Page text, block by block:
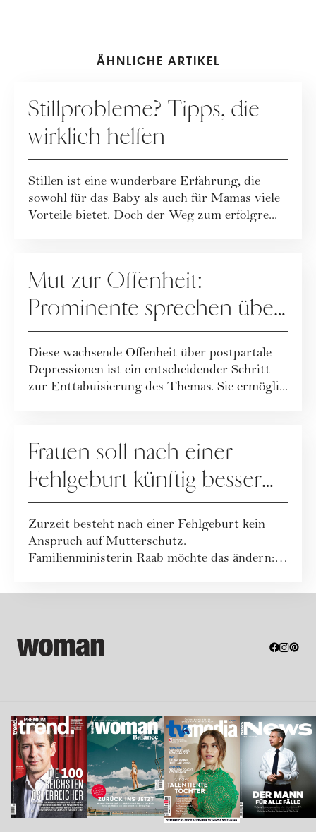
ÄHNLICHE ARTIKEL
Stillprobleme? Tipps, die
wirklich helfen
Stillen ist eine wunderbare Erfahrung, die
sowohl für das Baby als auch für Mamas viele
Vorteile bietet. Doch der Weg zum erfolgre...
Mut zur Offenheit:
Prominente sprechen über
ihre postpartale Depression
Diese wachsende Offenheit über postpartale
Depressionen ist ein entscheidender Schritt
zur Enttabuisierung des Themas. Sie ermögli...
Frauen soll nach einer
Fehlgeburt künftig besser
geholfen werden
Zurzeit besteht nach einer Fehlgeburt kein
Anspruch auf Mutterschutz.
Familienministerin Raab möchte das ändern: